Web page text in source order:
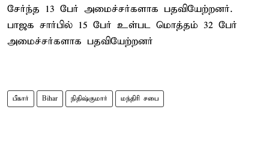
சேர்ந்த 13 பேர் அமைச்சர்களாக பதவியேற்றனர்.
பாஜக சார்பில் 15 பேர் உள்பட மொத்தம் 32 பேர்
அமைச்சர்களாக பதவியேற்றனர்
பீகார் Bihar நிதிஷ்குமார் மந்திரி சபை